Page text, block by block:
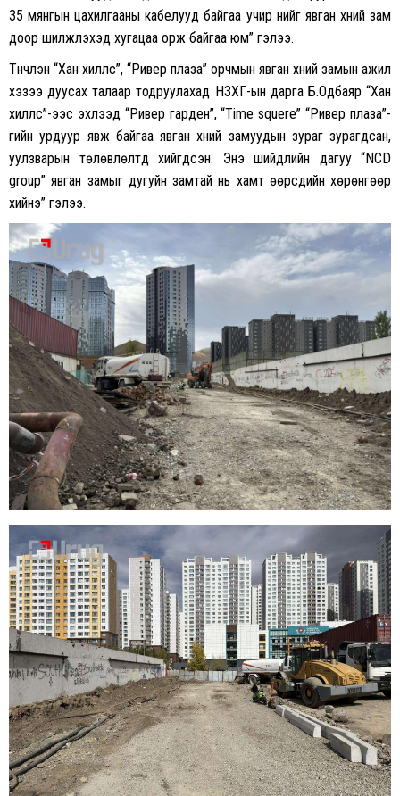
35 мянгын цахилгааны кабелууд байгаа учир үүнийг явган хүний зам
доор шилжүүлэхэд хугацаа орж байгаа юм” гэлээ.
Түүнчлэн “Хан хиллс”, “Ривер плаза” орчмын явган хүний замын ажил
хэзээ дуусах талаар тодруулахад НЗХГ-ын дарга Б.Одбаяр “Хан
хиллс”-ээс эхлээд “Ривер гарден”, “Time squere” “Ривер плаза”-
гийн урдуур явж байгаа явган хүний замуудын зураг зурагдсан,
уулзварын төлөвлөлтүүд хийгдсэн. Энэ шийдлийн дагуу “NCD
group” явган замыг дугуйн замтай нь хамт өөрсдийн хөрөнгөөр
хийнэ” гэлээ.